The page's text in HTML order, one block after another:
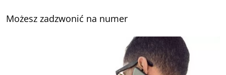
Możesz zadzwonić na numer